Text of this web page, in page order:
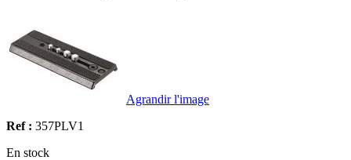
Agrandir l'image
Ref : 357PLV1
En stock